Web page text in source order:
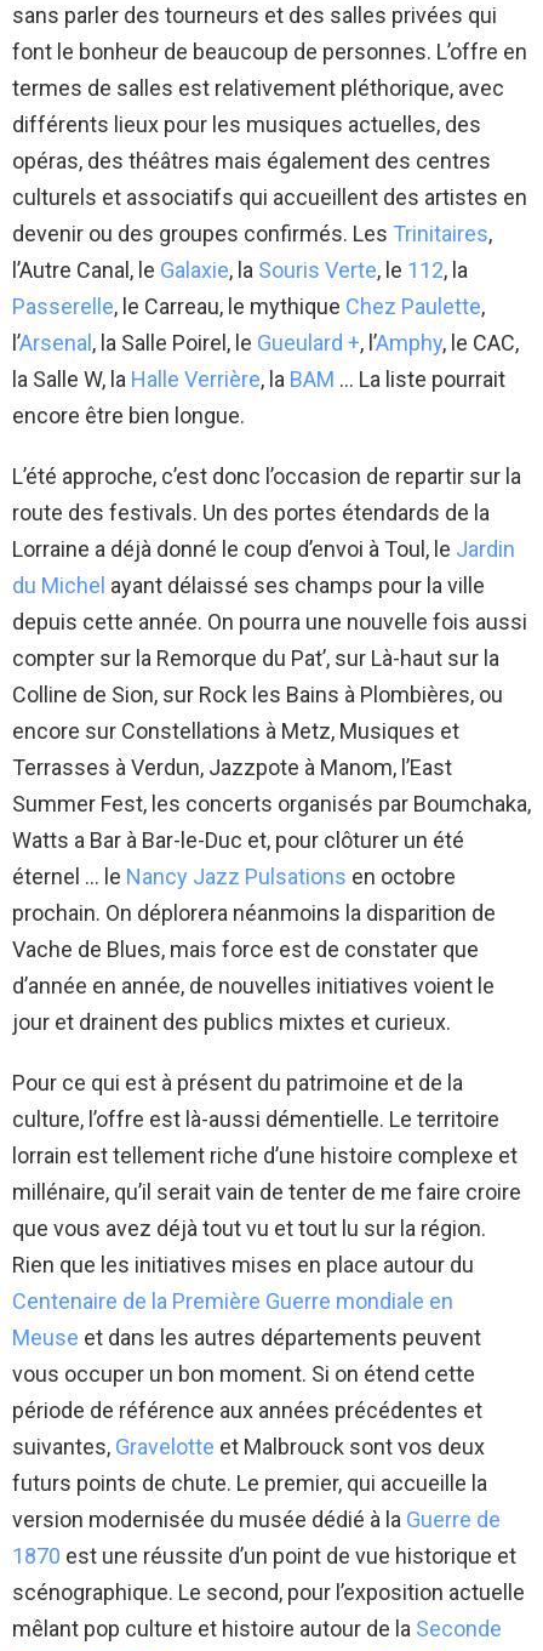
sans parler des tourneurs et des salles privées qui
font le bonheur de beaucoup de personnes. L’offre en
termes de salles est relativement pléthorique, avec
différents lieux pour les musiques actuelles, des
opéras, des théâtres mais également des centres
culturels et associatifs qui accueillent des artistes en
devenir ou des groupes confirmés. Les Trinitaires,
l’Autre Canal, le Galaxie, la Souris Verte, le 112, la
Passerelle, le Carreau, le mythique Chez Paulette,
l’Arsenal , la Salle Poirel, le Gueulard +, l’Amphy, le CAC,
la Salle W, la Halle Verrière, la BAM … La liste pourrait
encore être bien longue.
L’été approche, c’est donc l’occasion de repartir sur la
route des festivals. Un des portes étendards de la
Lorraine a déjà donné le coup d’envoi à Toul, le Jardin
du Michel ayant délaissé ses champs pour la ville
depuis cette année. On pourra une nouvelle fois aussi
compter sur la Remorque du Pat’, sur Là-haut sur la
Colline de Sion, sur Rock les Bains à Plombières, ou
encore sur Constellations à Metz, Musiques et
Terrasses à Verdun, Jazzpote à Manom, l’East
Summer Fest, les concerts organisés par Boumchaka,
Watts a Bar à Bar-le-Duc et, pour clôturer un été
éternel … le Nancy Jazz Pulsations en octobre
prochain. On déplorera néanmoins la disparition de
Vache de Blues, mais force est de constater que
d’année en année, de nouvelles initiatives voient le
jour et drainent des publics mixtes et curieux.
Pour ce qui est à présent du patrimoine et de la
culture, l’offre est là-aussi démentielle. Le territoire
lorrain est tellement riche d’une histoire complexe et
millénaire, qu’il serait vain de tenter de me faire croire
que vous avez déjà tout vu et tout lu sur la région.
Rien que les initiatives mises en place autour du
Centenaire de la Première Guerre mondiale en
Meuse et dans les autres départements peuvent
vous occuper un bon moment. Si on étend cette
période de référence aux années précédentes et
suivantes, Gravelotte et Malbrouck sont vos deux
futurs points de chute. Le premier, qui accueille la
version modernisée du musée dédié à la Guerre de
1870 est une réussite d’un point de vue historique et
scénographique. Le second, pour l’exposition actuelle
mêlant pop culture et histoire autour de la Seconde